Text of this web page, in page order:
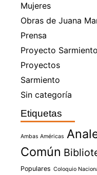
Mujeres
Obras de Juana
Prensa
Proyecto Sarmiento
Proyectos
Sarmiento
Sin categoría
Etiquetas
Ambas Américas
Común
Populares Coloquio